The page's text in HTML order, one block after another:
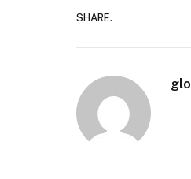
SHARE.